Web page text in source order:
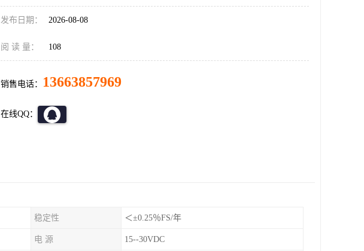
发布日期： 2026-08-08
阅 读 量： 108
销售电话： 13663857969
在线QQ：
稳定性 ＜±0.25％FS/年
电 源 15--30VDC